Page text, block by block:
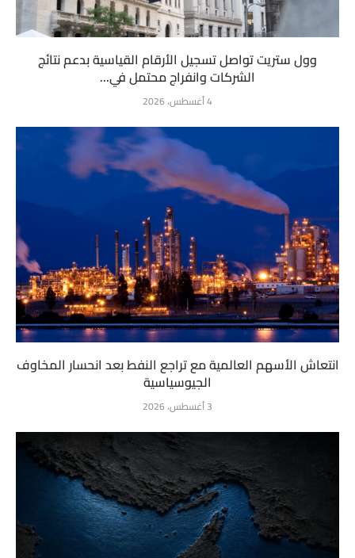
وول ستريت تواصل تسجيل الأرقام القياسية بدعم نتائج
الشركات وانفراج محتمل في...
4 أغسطس، 2026
انتعاش الأسهم العالمية مع تراجع النفط بعد انحسار المخاوف
الجيوسياسية
3 أغسطس، 2026